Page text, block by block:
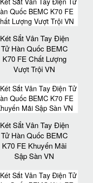
Két Sắt Vân Tay Điện
Tử Hàn Quốc BEMC
K70 FE Chất Lượng
Vượt Trội VN
Két Sắt Vân Tay Điện
Tử Hàn Quốc BEMC
K70 FE Khuyến Mãi
Sập Sàn VN